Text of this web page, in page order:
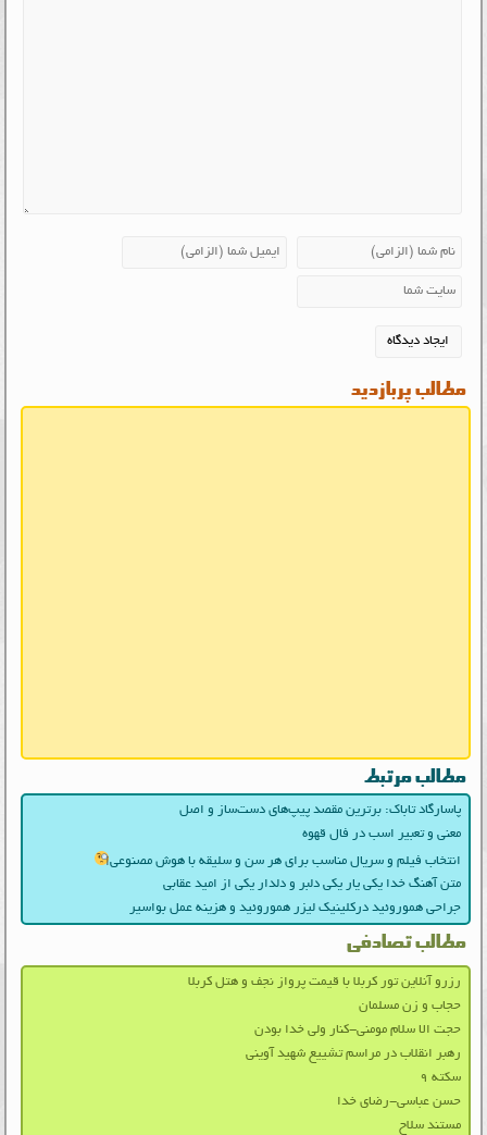
مطالب پربازدید
مطالب مرتبط
پاسارگاد تاباک: برترین مقصد پیپ‌های دست‌ساز و اصل
معنی و تعبیر اسب در فال قهوه
انتخاب فیلم و سریال مناسب برای هر سن و سلیقه با هوش مصنوعی
متن آهنگ خدا یکی یار یکی دلبر و دلدار یکی از امید عقابی
جراحی هموروئید درکلینیک لیزر هموروئید و هزینه عمل بواسیر
مطالب تصادفی
رزرو آنلاین تور کربلا با قیمت پرواز نجف و هتل کربلا
حجاب و زن مسلمان
حجت الا سلام مومنی-کنار ولی خدا بودن
رهبر انقلاب در مراسم تشییع شهید آوینی
سکته ۹
حسن عباسی-رضای خدا
مستند سلاح